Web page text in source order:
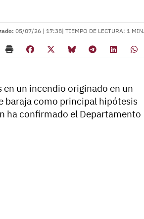
05/07/26 | 17:38| TIEMPO DE LECTURA: 1 MIN.
en un incendio originado en un
baraja como principal hipótesis
ha confirmado el Departamento